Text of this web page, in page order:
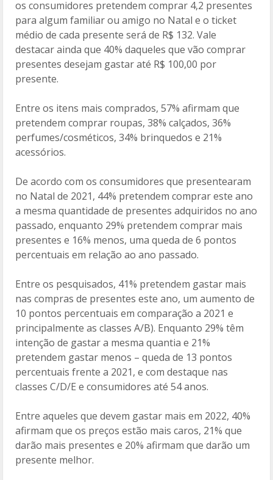
os consumidores pretendem comprar 4,2 presentes
para algum familiar ou amigo no Natal e o ticket
médio de cada presente será de R$ 132. Vale
destacar ainda que 40% daqueles que vão comprar
presentes desejam gastar até R$ 100,00 por
presente.
Entre os itens mais comprados, 57% afirmam que
pretendem comprar roupas, 38% calçados, 36%
perfumes/cosméticos, 34% brinquedos e 21%
acessórios.
De acordo com os consumidores que presentearam
no Natal de 2021, 44% pretendem comprar este ano
a mesma quantidade de presentes adquiridos no ano
passado, enquanto 29% pretendem comprar mais
presentes e 16% menos, uma queda de 6 pontos
percentuais em relação ao ano passado.
Entre os pesquisados, 41% pretendem gastar mais
nas compras de presentes este ano, um aumento de
10 pontos percentuais em comparação a 2021 e
principalmente as classes A/B). Enquanto 29% têm
intenção de gastar a mesma quantia e 21%
pretendem gastar menos – queda de 13 pontos
percentuais frente a 2021, e com destaque nas
classes C/D/E e consumidores até 54 anos.
Entre aqueles que devem gastar mais em 2022, 40%
afirmam que os preços estão mais caros, 21% que
darão mais presentes e 20% afirmam que darão um
presente melhor.